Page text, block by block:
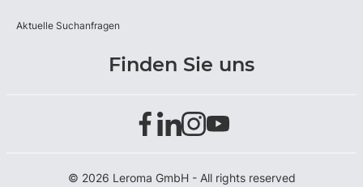
Aktuelle Suchanfragen
Finden Sie uns
© 2026 Leroma GmbH - All rights reserved